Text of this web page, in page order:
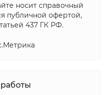
носит справочный
публичной офертой,
437 ГК РФ.